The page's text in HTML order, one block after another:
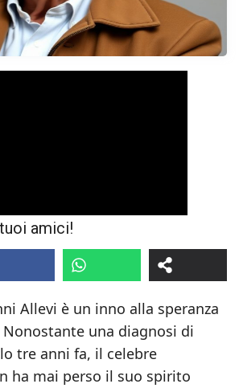
amici!
Allevi è un inno alla speranza
Nonostante una diagnosi di
tre anni fa, il celebre
ha mai perso il suo spirito